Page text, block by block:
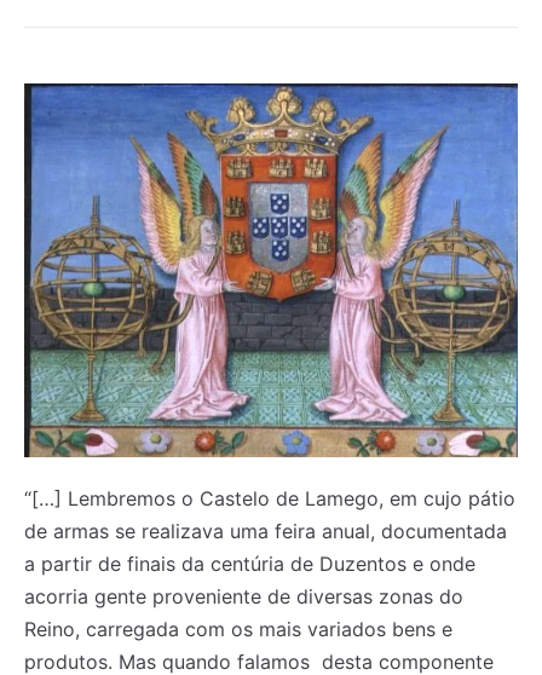
“[…] Lembremos o Castelo de Lamego, em cujo pátio
de armas se realizava uma feira anual, documentada
a partir de finais da centúria de Duzentos e onde
acorria gente proveniente de diversas zonas do
Reino, carregada com os mais variados bens e
produtos. Mas quando falamos desta componente